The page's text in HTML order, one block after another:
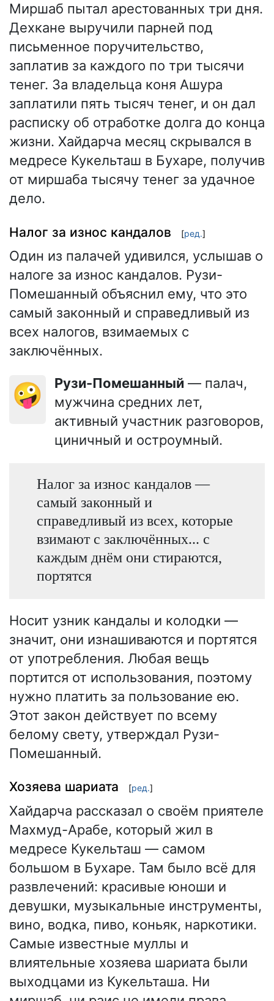
Миршаб пытал арестованных три дня.
Дехкане выручили парней под
письменное поручительство,
заплатив за каждого по три тысячи
тенег. За владельца коня Ашура
заплатили пять тысяч тенег, и он дал
расписку об отработке долга до конца
жизни. Хайдарча месяц скрывался в
медресе Кукельташ в Бухаре, получив
от миршаба тысячу тенег за удачное
дело.
Налог за износ кандалов [ред.]
Один из палачей удивился, услышав о
налоге за износ кандалов. Рузи-
Помешанный объяснил ему, что это
самый законный и справедливый из
всех налогов, взимаемых с
заключённых.
🤪 Рузи-Помешанный — палач,
мужчина средних лет,
активный участник разговоров,
циничный и остроумный.
Налог за износ кандалов —
самый законный и
справедливый из всех, которые
взимают с заключённых... с
каждым днём они стираются,
портятся
Носит узник кандалы и колодки —
значит, они изнашиваются и портятся
от употребления. Любая вещь
портится от использования, поэтому
нужно платить за пользование ею.
Этот закон действует по всему
белому свету, утверждал Рузи-
Помешанный.
Хозяева шариата [ред.]
Хайдарча рассказал о своём приятеле
Махмуд-Арабе, который жил в
медресе Кукельташ — самом
большом в Бухаре. Там было всё для
развлечений: красивые юноши и
девушки, музыкальные инструменты,
вино, водка, пиво, коньяк, наркотики.
Самые известные муллы и
влиятельные хозяева шариата были
выходцами из Кукельташа. Ни